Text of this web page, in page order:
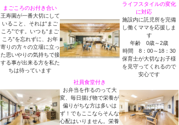
まごころのお付き合い
王寿園が一番大切にして
いること、それは“まご
ころ”です。いつも“まご
ころ”を忘れずに、お年
寄りの方々の立場に立っ
た思いやりの気持ちで接
する事が出来る方を私た
ちは待っています
ライフスタイルの変化
に対応
施設内に託児所を完備
し働くママを応援しま
す
年齢 0歳～2歳
時間 8：00～18：30
保育士が大切なお子様
を見守ってくれるので
安心です
社員食堂付き
お弁当を作るのって大
変、毎日揚げ物で栄養が
偏りがちな方は多いは
ず！でもここならそんな
心配はいりません。栄養